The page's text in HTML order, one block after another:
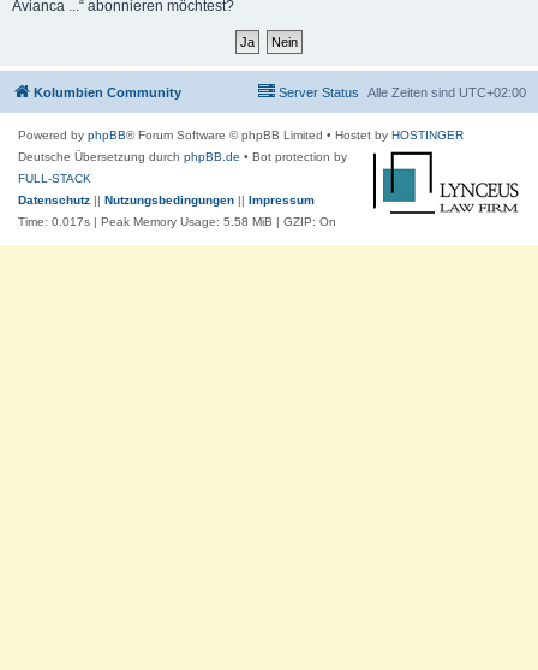
Avianca ...“ abonnieren möchtest?
Kolumbien Community Alle Zeiten sind UTC+02:00
Server Status
Powered by phpBB® Forum Software © phpBB Limited • Hostet by HOSTINGER
Deutsche Übersetzung durch phpBB.de • Bot protection by
FULL-STACK
Datenschutz
Nutzungsbedingungen
Impressum
Time: 0.017s | Peak Memory Usage: 5.58 MiB | GZIP: On